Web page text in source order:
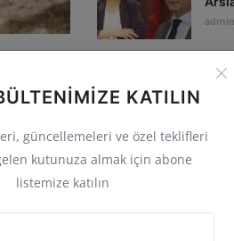
KATILIN
güncellemeleri ve özel teklifleri
kutunuza almak için abone
listemize katılın
(Musa
da
geldi.
admin